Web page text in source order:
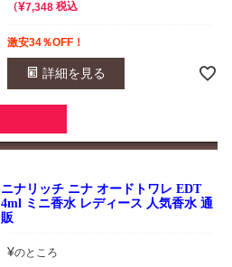
¥7,348 税込
激安34％OFF！
詳細を見る
ニナリッチ ニナ オードトワレ EDT
4ml ミニ香水 レディース 人気香水 通
販
¥のところ